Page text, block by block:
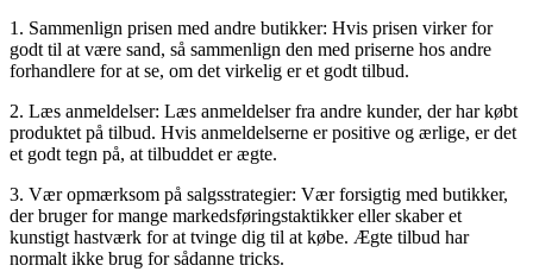
1. Sammenlign prisen med andre butikker: Hvis prisen virker for
godt til at være sand, så sammenlign den med priserne hos andre
forhandlere for at se, om det virkelig er et godt tilbud.
2. Læs anmeldelser: Læs anmeldelser fra andre kunder, der har købt
produktet på tilbud. Hvis anmeldelserne er positive og ærlige, er det
et godt tegn på, at tilbuddet er ægte.
3. Vær opmærksom på salgsstrategier: Vær forsigtig med butikker,
der bruger for mange markedsføringstaktikker eller skaber et
kunstigt hastværk for at tvinge dig til at købe. Ægte tilbud har
normalt ikke brug for sådanne tricks.